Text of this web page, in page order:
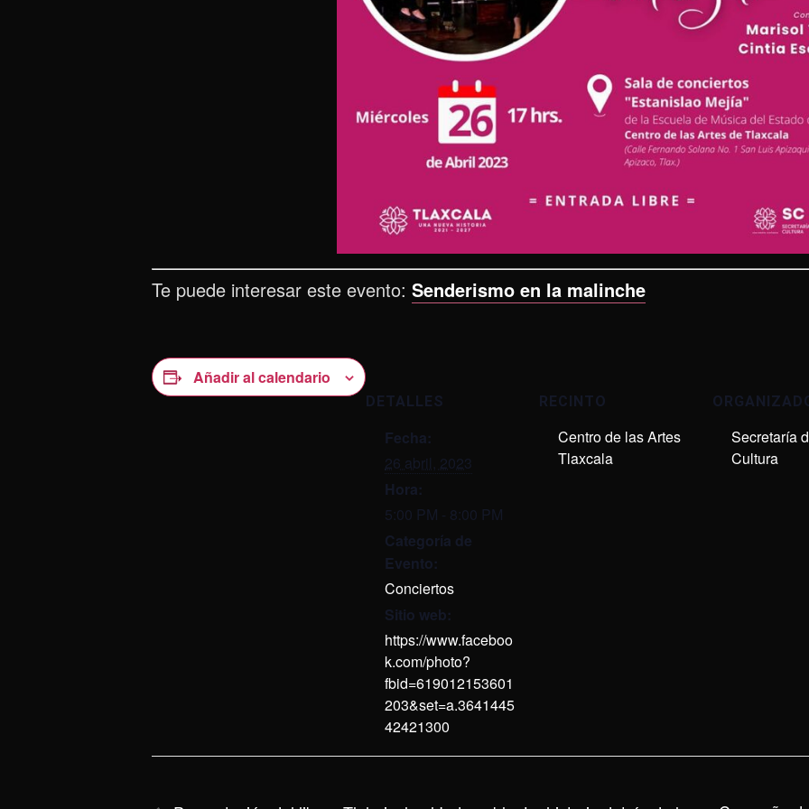
Te puede interesar este evento: Senderismo en la malinche
Añadir al calendario
DETALLES
Fecha:
26 abril, 2023
Hora:
5:00 PM - 8:00 PM
Categoría de
Evento:
Conciertos
Sitio web:
https://www.faceboo
k.com/photo?
fbid=619012153601
203&set=a.3641445
42421300
RECINTO
Centro de las Artes
Tlaxcala
Secretaría
Cultura